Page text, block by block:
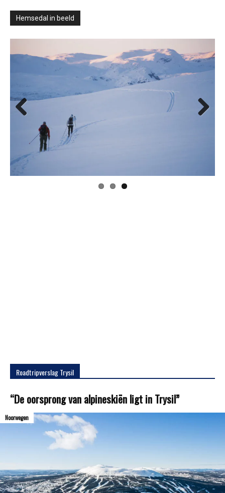
Hemsedal in beeld
Roadtripverslag Trysil
“De oorsprong van alpineskiën ligt in Trysil”
Noorwegen